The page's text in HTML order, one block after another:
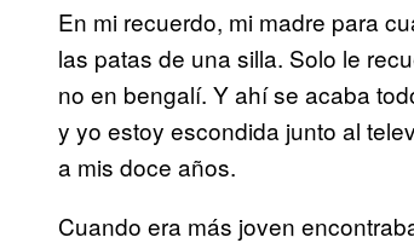
En mi recuerdo, mi madre para
las patas de una silla. Solo le
no en bengalí. Y ahí se acaba
y yo estoy escondida junto al
a mis doce años.
Cuando era más joven